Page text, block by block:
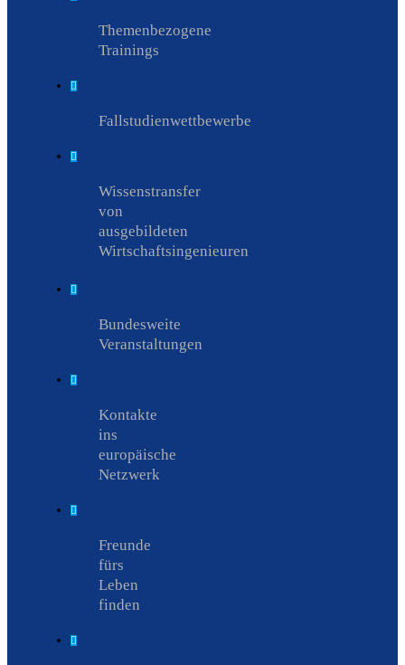
Themenbezogene
Trainings
Fallstudienwettbewerbe
Wissenstransfer
von
ausgebildeten
Wirtschaftsingenieuren
Bundesweite
Veranstaltungen
Kontakte
ins
europäische
Netzwerk
Freunde
fürs
Leben
finden